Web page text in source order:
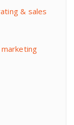
& sales